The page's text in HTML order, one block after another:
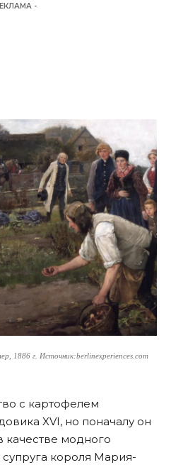
-
1886 г. Источник:berlinexperiences.com
с картофелем
XVI, но поначалу он
качестве модного
супруга короля Мария-